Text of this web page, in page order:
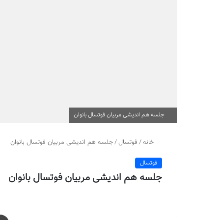
جلسه هم اندیشی مربیان فوتسال بانوان
خانه/ فوتسال/جلسه هم اندیشی مربیان فوتسال بانوان
فوتسال
جلسه هم اندیشی مربیان فوتسال بانوان